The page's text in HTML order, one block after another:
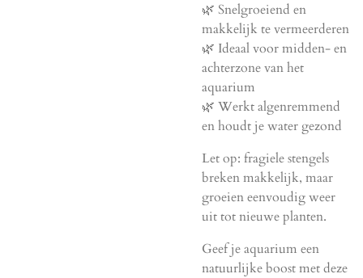
🌿 Snelgroeiend en
makkelijk te vermeerderen
🌿 Ideaal voor midden- en
achterzone van het
aquarium
🌿 Werkt algenremmend
en houdt je water gezond
Let op: fragiele stengels
breken makkelijk, maar
groeien eenvoudig weer
uit tot nieuwe planten.
Geef je aquarium een
natuurlijke boost met deze